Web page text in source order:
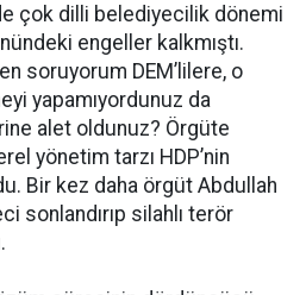
çok dilli belediyecilik dönemi
engeller kalkmıştı.
soruyorum DEM’lilere, o
yapamıyordunuz da
alet oldunuz? Örgüte
yönetim tarzı HDP’nin
Bir kez daha örgüt Abdullah
sonlandırıp silahlı terör